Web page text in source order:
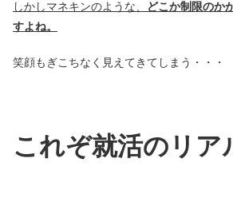
しかしマネキンのような、
どこか制限のか
すよね。
笑顔もぎこちなく見えてきてしまう・・・
これぞ就活のリア